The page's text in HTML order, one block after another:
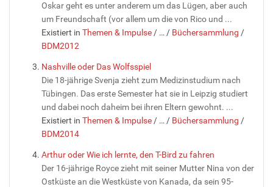
Oskar geht es unter anderem um das Lügen, aber auch
um Freundschaft (vor allem um die von Rico und ...
Existiert in Themen & Impulse / … / Büchersammlung /
BDM2012
Nashville oder Das Wolfsspiel
Die 18-jährige Svenja zieht zum Medizinstudium nach
Tübingen. Das erste Semester hat sie in Leipzig studiert
und dabei noch daheim bei ihren Eltern gewohnt. ...
Existiert in Themen & Impulse / … / Büchersammlung /
BDM2014
Arthur oder Wie ich lernte, den T-Bird zu fahren
Der 16-jährige Royce zieht mit seiner Mutter Nina von der
Ostküste an die Westküste von Kanada, da sein 95-